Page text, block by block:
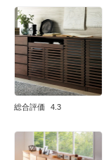
総合評価 4.3